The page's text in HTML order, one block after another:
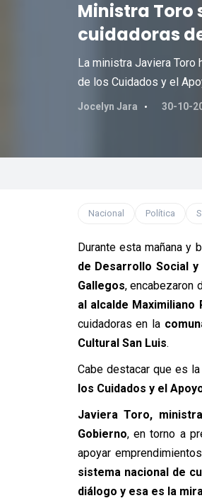
Ministra Toro
cuidadoras
La ministra Javiera Toro
de los Cuidados y el
Jocelyn Jara 30-10-
Nacional Política
Durante esta mañana y
de Desarrollo Social
Gallegos, encabezaron
al alcalde Maximiliano
cuidadoras en la
Cultural San Luis.
Cabe destacar que es
los Cuidados y el
Javiera Toro,
Gobierno, en torno a
apoyar
sistema nacional de
diálogo y esa es la